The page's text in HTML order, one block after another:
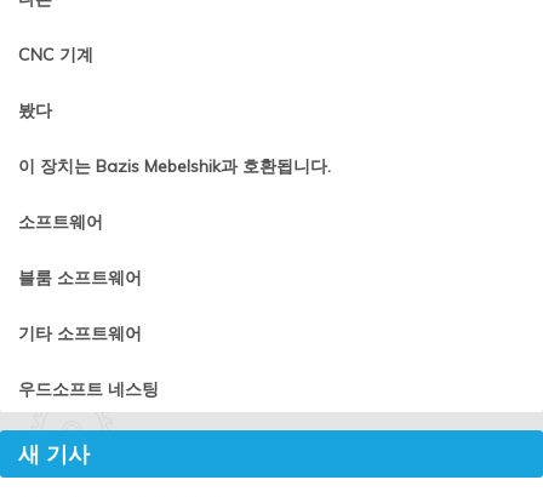
CNC 기계
봤다
이 장치는 Bazis Mebelshik과 호환됩니다.
소프트웨어
블룸 소프트웨어
기타 소프트웨어
우드소프트 네스팅
새 기사